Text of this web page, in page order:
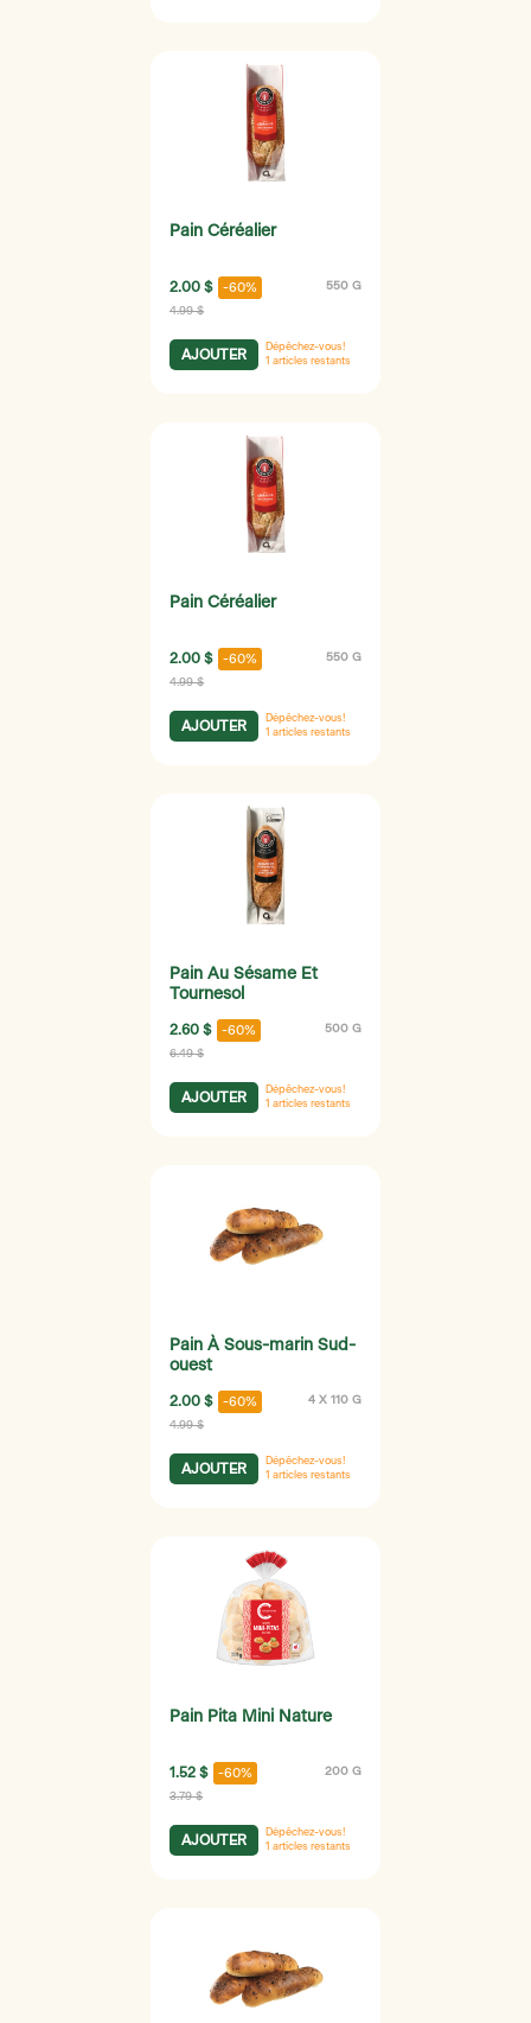
Pain Céréalier
2.00 $ -60% 550 G
4.99 $
AJOUTER
Dépêchez-vous!
1 articles restants
Pain Céréalier
2.00 $ -60% 550 G
4.99 $
AJOUTER
Dépêchez-vous!
1 articles restants
Pain Au Sésame Et
Tournesol
2.60 $ -60% 500 G
6.49 $
AJOUTER
Dépêchez-vous!
1 articles restants
Pain À Sous-marin Sud-
ouest
2.00 $ -60% 4 X 110 G
4.99 $
AJOUTER
Dépêchez-vous!
1 articles restants
Pain Pita Mini Nature
1.52 $ -60% 200 G
3.79 $
AJOUTER
Dépêchez-vous!
1 articles restants